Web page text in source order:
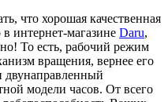
что хорошая качественная
интернет-магазине Daru,
То есть, рабочий режим
вращения, вернее его
двунаправленный
модели часов. От всего